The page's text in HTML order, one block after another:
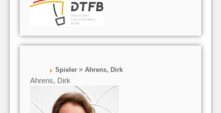
Spieler > Ahrens, Dirk
Ahrens, Dirk